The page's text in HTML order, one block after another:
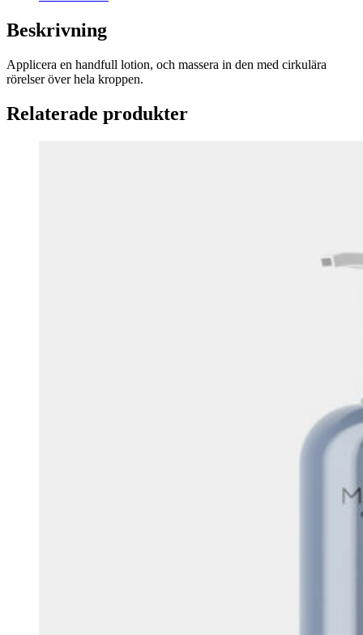
Beskrivning
Applicera en handfull lotion, och massera in den med cirkulära
rörelser över hela kroppen.
Relaterade produkter